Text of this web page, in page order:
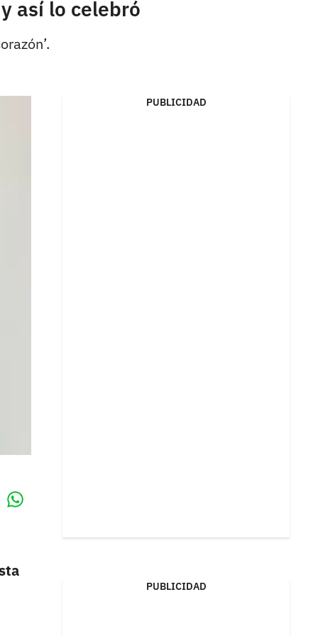
así lo celebró
PUBLICIDAD
PUBLICIDAD